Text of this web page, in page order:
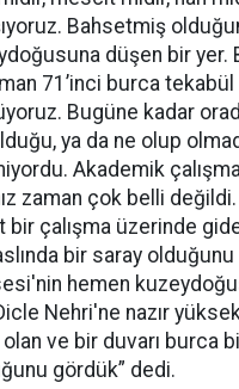
Bahsetmiş
düşen bir yer.
71’inci burca
Bugüne kadar
ya da ne olup
Akademik
zaman çok belli
bir çalışma üzerinde
bir saray
hemen
Nehri'ne nazır
ve bir duvarı burca
gördük” dedi.